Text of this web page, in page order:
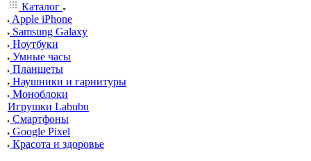
Каталог
Apple iPhone
Samsung Galaxy
Ноутбуки
Умные часы
Планшеты
Наушники и гарнитуры
Моноблоки
Игрушки Labubu
Смартфоны
Google Pixel
Красота и здоровье